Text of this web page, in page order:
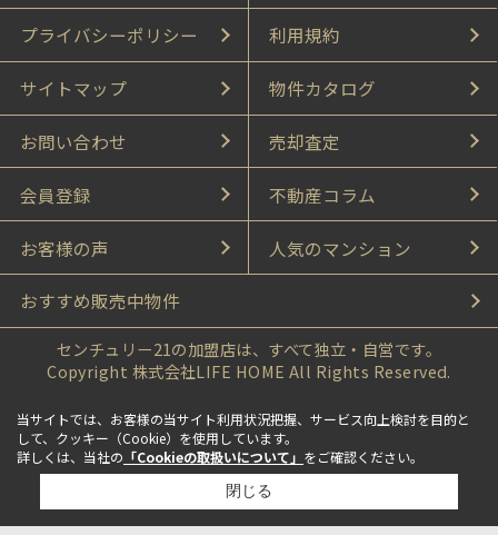
プライバシーポリシー 利用規約
サイトマップ 物件カタログ
お問い合わせ 売却査定
会員登録 不動産コラム
お客様の声 人気のマンション
おすすめ販売中物件
センチュリー21の加盟店は、すべて独立・自営です。
Copyright 株式会社LIFE HOME All Rights Reserved.
当サイトでは、お客様の当サイト利用状況把握、サービス向上検討を目的と
して、クッキー（Cookie）を使用しています。
詳しくは、当社の 「Cookieの取扱いについて」 をご確認ください。
閉じる